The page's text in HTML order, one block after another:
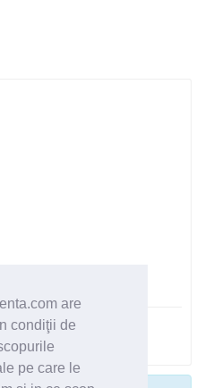
are
condiţii de
pe care le